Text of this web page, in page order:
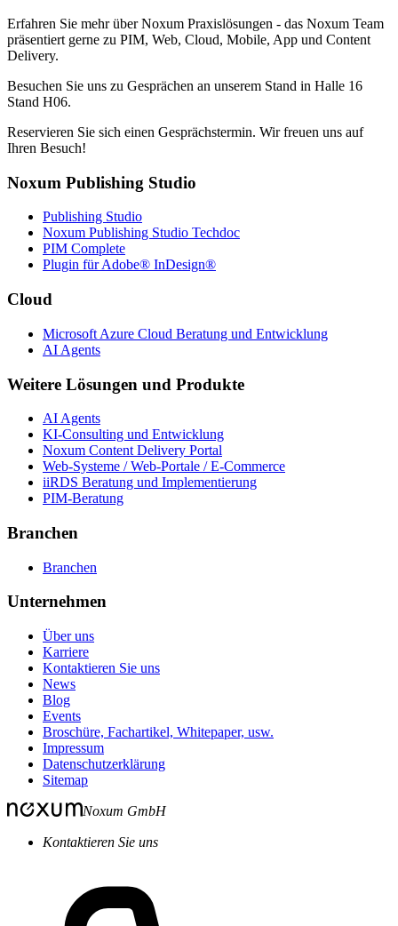
Erfahren Sie mehr über Noxum Praxislösungen - das Noxum Team
präsentiert gerne zu PIM, Web, Cloud, Mobile, App und Content
Delivery.
Besuchen Sie uns zu Gesprächen an unserem Stand in Halle 16
Stand H06.
Reservieren Sie sich einen Gesprächstermin. Wir freuen uns auf
Ihren Besuch!
Noxum Publishing Studio
Publishing Studio
Noxum Publishing Studio Techdoc
PIM Complete
Plugin für Adobe® InDesign®
Cloud
Microsoft Azure Cloud Beratung und Entwicklung
AI Agents
Weitere Lösungen und Produkte
AI Agents
KI-Consulting und Entwicklung
Noxum Content Delivery Portal
Web-Systeme / Web-Portale / E-Commerce
iiRDS Beratung und Implementierung
PIM-Beratung
Branchen
Branchen
Unternehmen
Über uns
Karriere
Kontaktieren Sie uns
News
Blog
Events
Broschüre, Fachartikel, Whitepaper, usw.
Impressum
Datenschutzerklärung
Sitemap
Noxum GmbH
Kontaktieren Sie uns